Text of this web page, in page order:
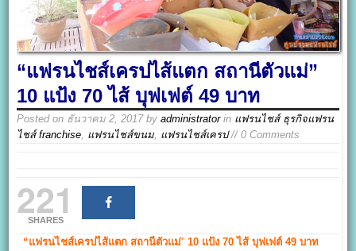
“แฟรนไชส์เครปไส้แตก สถานีตัวแม่”
10 แป้ง 70 ไส้ บุฟเฟต์ 49 บาท
Posted on ธันวาคม 2, 2017byadministratorin แฟรนไชส์ ธุรกิจแฟรน
ไชส์ franchise, แฟรนไชส์ขนม, แฟรนไชส์เครป// 0 Comments
221
SHARES
“แฟรนไชส์เครปไส้แตก สถานีตัวแม่”10 แป้ง 70 ไส้ บุฟเฟต์ 49 บาท